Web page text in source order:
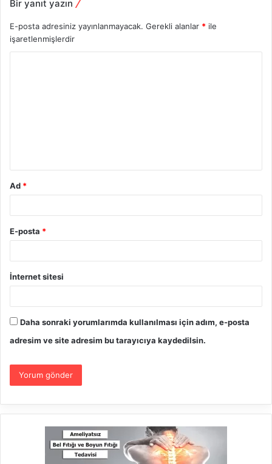
Bir yanıt yazın
E-posta adresiniz yayınlanmayacak. Gerekli alanlar * ile
işaretlenmişlerdir
Ad *
E-posta *
İnternet sitesi
Daha sonraki yorumlarımda kullanılması için adım, e-posta
adresim ve site adresim bu tarayıcıya kaydedilsin.